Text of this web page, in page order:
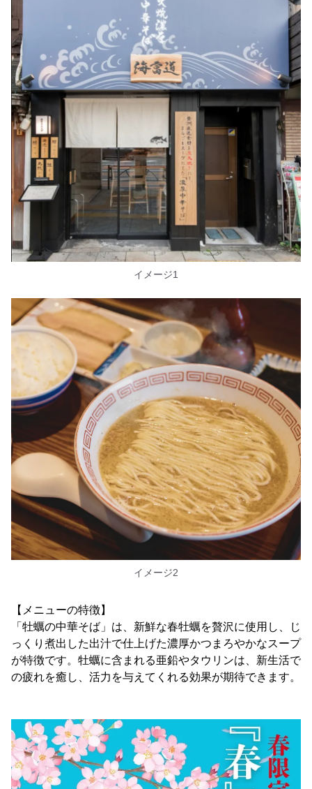
イメージ1
イメージ2
【メニューの特徴】
「牡蠣の中華そば」は、新鮮な春牡蠣を贅沢に使用し、じ
っくり煮出した出汁で仕上げた濃厚かつまろやかなスープ
が特徴です。牡蠣に含まれる亜鉛やタウリンは、新生活で
の疲れを癒し、活力を与えてくれる効果が期待できます。